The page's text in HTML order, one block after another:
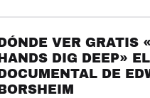
DÓNDE VER GRATIS
HANDS DIG DEEP»
DOCUMENTAL DE
BORSHEIM